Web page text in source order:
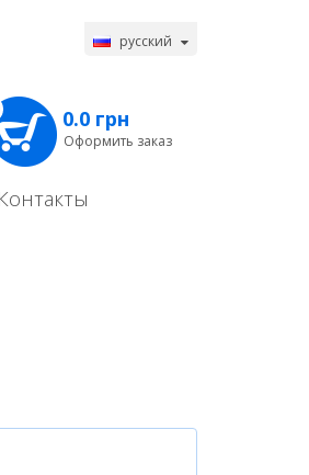
русский
0.0 грн
Оформить заказ
Контакты